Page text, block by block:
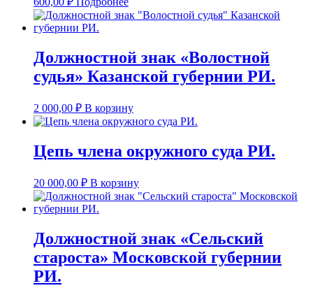
Должностной знак «Волостной
судья» Казанской губернии РИ.
2 000,00 ₽ В корзину
Цепь члена окружного суда РИ.
20 000,00 ₽ В корзину
Должностной знак «Сельский
староста» Московской губернии
РИ.